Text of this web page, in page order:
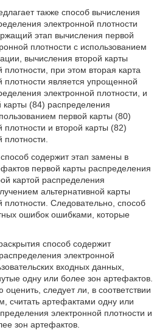
также способ вычисления
электронной плотности
этап вычисления первой
плотности с использованием
вычисления второй карты
при этом вторая карта
плотности является упрощенной
электронной плотности, и
карты (84) распределения
первой карты (80)
и второй карты (82)
содержит этап замены в
первой карты распределения
картой распределения
альтернативной карты
плотности. Следовательно, способ
ошибок ошибками, которые
способ содержит
электронной
входных данных,
одну или более зон артефактов.
следует ли, в соответствии
считать артефактами одну или
электронной плотности и
зон артефактов.